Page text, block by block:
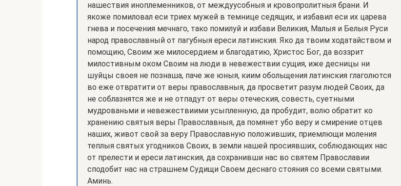
нашествия иноплеменников, от междуусобныя и кровопролитныя брани. И
якоже помиловал еси триех мужей в темнице седящих, и избавил еси их царева
гнева и посечения мечнаго, тако помилуй и избави Великия, Малыя и Белыя Руси
народ православный от пагубныя ереси латинския. Яко да твоим ходатайством и
помощию, Своим же милосердием и благодатию, Христос Бог, да воззрит
милостивным оком Своим на люди в невежествии сущия, иже десницы ни
шуйцы своея не познаша, паче же юныя, киим обольщения латинския глаголются
во еже отвратити от веры православныя, да просветит разум людей Своих, да
не соблазнятся же и не отпадут от веры отеческия, совесть, суетными
мудрованьми и невежествиими усыпленную, да пробудит, волю обратит ко
хранению святыя веры Православныя, да помянет убо веру и смирение отцев
наших, живот свой за веру Православную положивших, приемлющи моления
теплыя святых угодников Своих, в земли нашей просиявших, соблюдающих нас
от прелести и ереси латинския, да сохранивши нас во святем Православии
сподобит нас на страшнем Судищи Своем деснаго стояния со всеми святыми.
Аминь.